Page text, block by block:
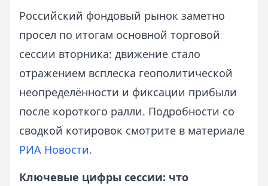
Российский фондовый рынок заметно
просел по итогам основной торговой
сессии вторника: движение стало
отражением всплеска геополитической
неопределённости и фиксации прибыли
после короткого ралли. Подробности со
сводкой котировок смотрите в материале
РИА Новости.
Ключевые цифры сессии: что